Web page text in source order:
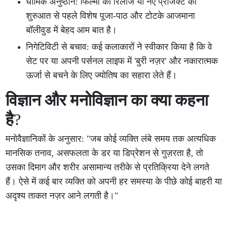
शुरुआत से पहले विशेष पूजा-पाठ और टोटके आजमाना
बॉलीवुड में बेहद आम बात है।
निगेटिविटी से बचाव: कई कलाकारों ने स्वीकार किया है कि वे
सेट पर या अपनी पर्सनल लाइफ में 'बुरी नज़र' और नकारात्मक
ऊर्जा से बचने के लिए ज्योतिष का सहारा लेते हैं।
विज्ञान और मनोविज्ञान का क्या कहना
है?
मनोवैज्ञानिकों के अनुसार: "जब कोई व्यक्ति लंबे समय तक अत्यधिक
मानसिक तनाव, असफलता के डर या डिप्रेशन से गुज़रता है, तो
उसका दिमाग और शरीर असामान्य तरीके से प्रतिक्रिया देने लगते
हैं। ऐसे में कई बार व्यक्ति को अपनी हर समस्या के पीछे कोई बाहरी या
अदृश्य ताकत नज़र आने लगती है।"